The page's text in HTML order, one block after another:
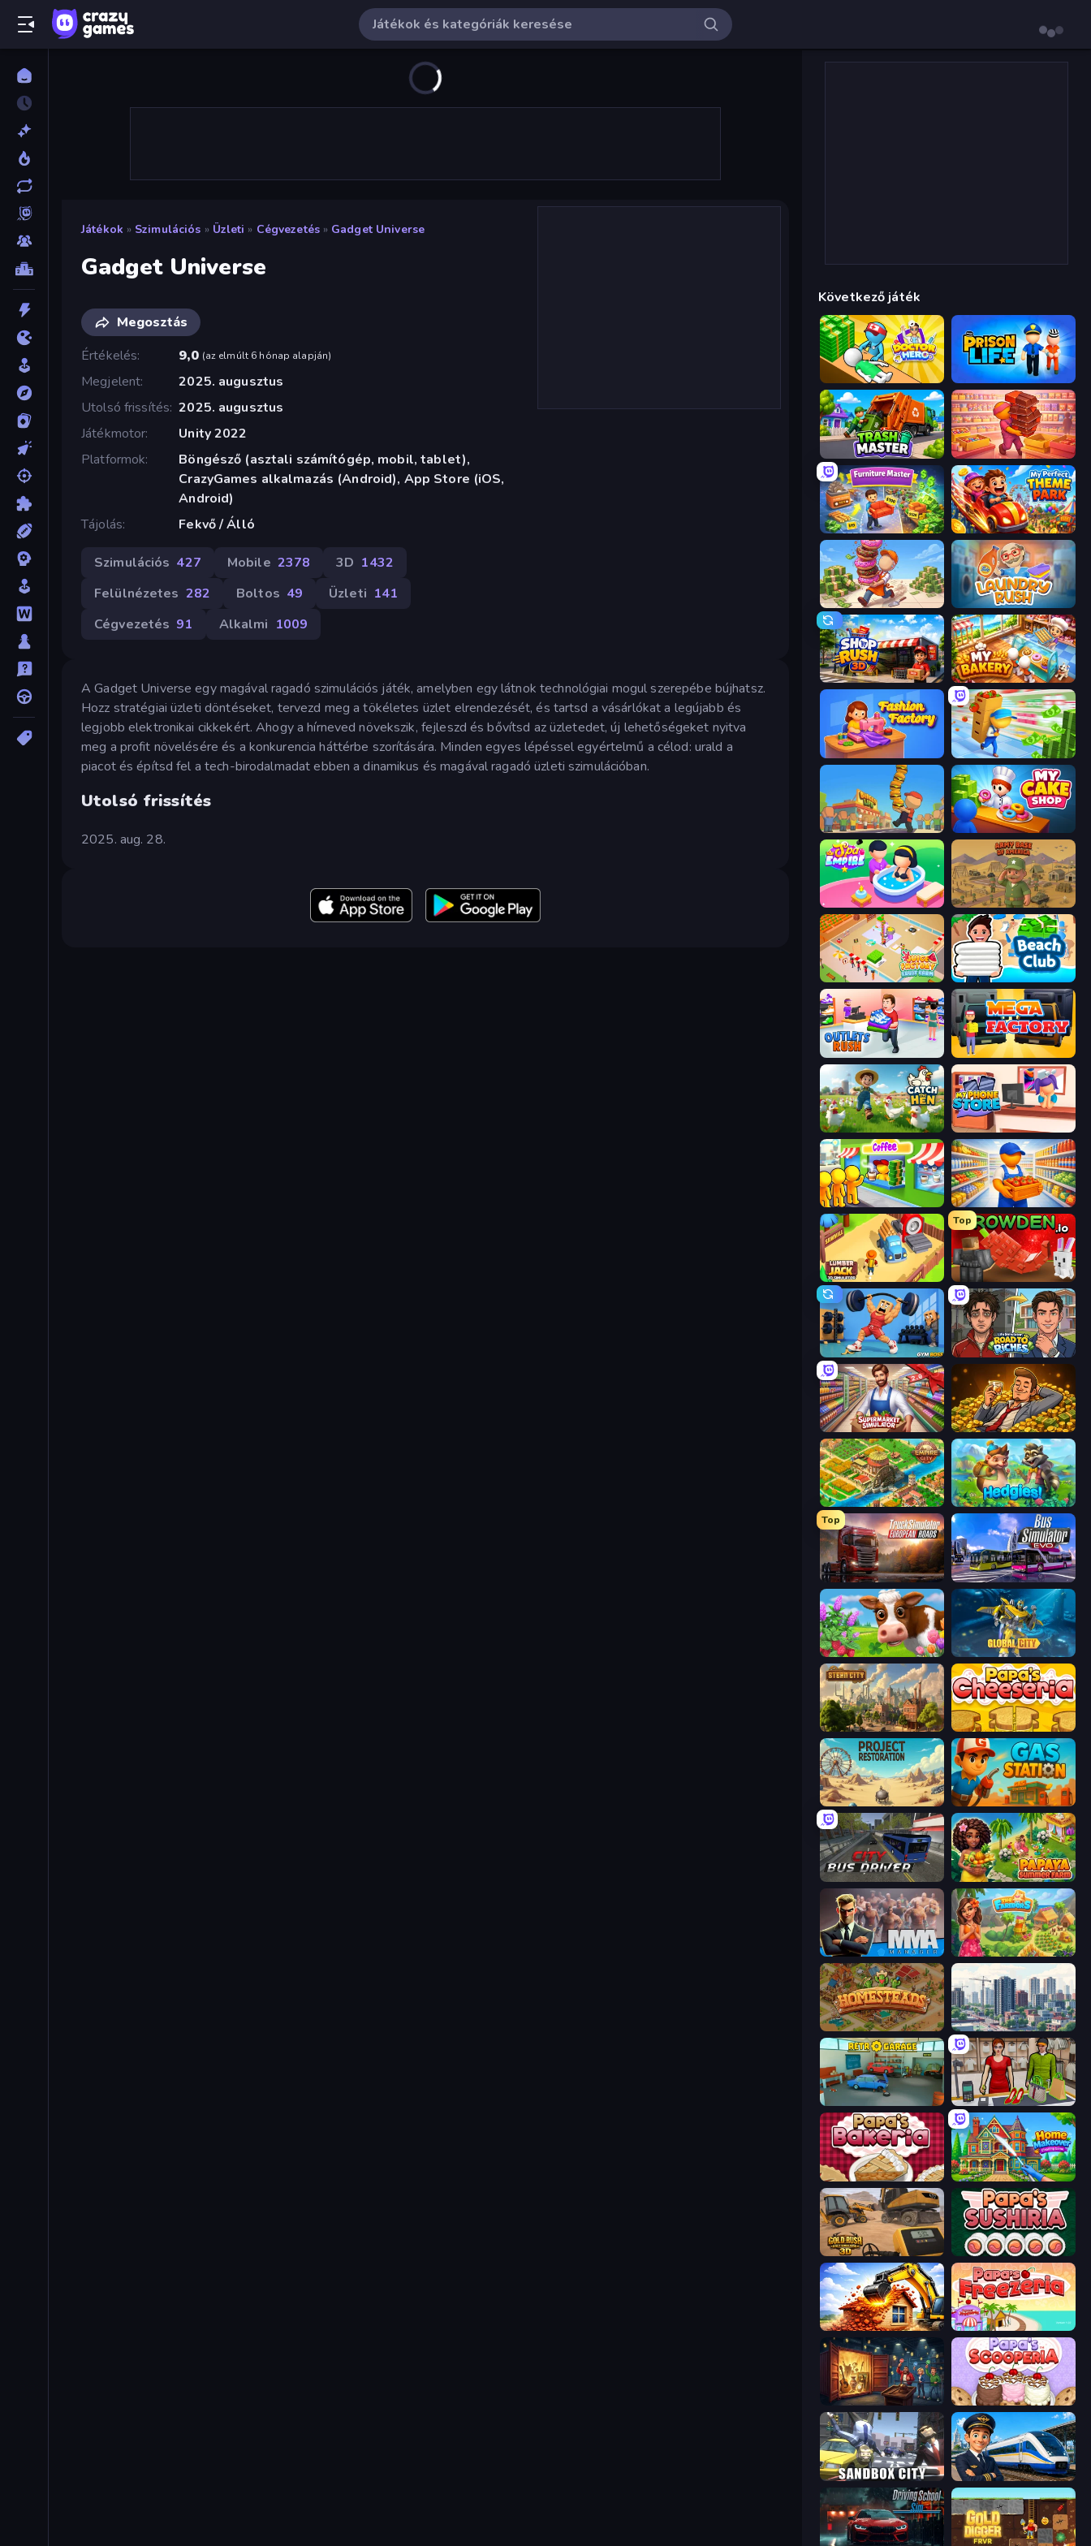
Játékok » Szimulációs » Üzleti » Cégvezetés » Gadget Universe
Gadget Universe
Megosztás
Értékelés
9,0 (az elmúlt 6 hónap alapján)
Megjelent
2025. augusztus
Utolsó frissítés 2025. augusztus
Játékmotor
Unity 2022
Platformok
Böngésző (asztali számítógép, mobil, tablet),
CrazyGames alkalmazás (Android), App Store (iOS,
Android)
Tájolás
Fekvő / Álló
Szimulációs 427 Mobile 2378 3D 1432
Felülnézetes 282 Boltos 49 Üzleti 141
Cégvezetés 91 Alkalmi 1009
A Gadget Universe egy magával ragadó szimulációs játék, amelyben egy látnok technológiai mogul szerepébe bújhatsz.
Hozz stratégiai üzleti döntéseket, tervezd meg a tökéletes üzlet elrendezését, és tartsd a vásárlókat a legújabb és
legjobb elektronikai cikkekért. Ahogy a hírneved növekszik, fejleszd és bővítsd az üzletedet, új lehetőségeket nyitva
meg a profit növelésére és a konkurencia háttérbe szorítására. Minden egyes lépéssel egyértelmű a célod: urald a
piacot és építsd fel a tech-birodalmadat ebben a dinamikus és magával ragadó üzleti szimulációban.
Utolsó frissítés
2025. aug. 28.
Következő játék
Doctor Hero Prison Life
Trash Master Candy Packing Store
Furniture Master: Idle Tycoon My Perfect Theme Park
Donut Place Laundry Rush
Shop Rush 3D My bakery
Fashion Factory Supermarket Empire
Burger Life My Cake Shop
Spa Empire Army Base Of America
Juice Factory - Fruit Farm Beach Club
Outlets Rush Mega Factory
Catch the Hen My Phone Store
Coffee Idle Supermarket Manager
Lumberjack 3D Simulator
Top
Grow A Garden | Growden.io
Gym Boss Life Simulator: Road to Riches
Supermarket Simulator: Store Manager Idle Billionaire Tycoon
Empire City Hedgies
Top
Truck Simulator: European Roads Bus Simulator: EVO
Country Life Meadows Global City
Steam City Papa's Cheeseria
Project Restoration Gas Station
City Bus Driver Papaya Summer Farm
MMA Manager 2 The Farmers
Homesteads: Dream Farm SuperCity 3D
Shop Master 3D
Papa's Bakeria Home Makeover Cleaning Game
Gold Rush: Gold Simulator 3D Papa's Sushiria
City Constructor Papa's Freezeria
Container Auction Papa's Scooperia
Sandbox City Idle Train Empire Tycoon